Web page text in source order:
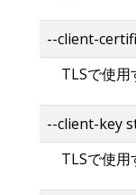
--client-
TLSで使
--client-key
TLSで使